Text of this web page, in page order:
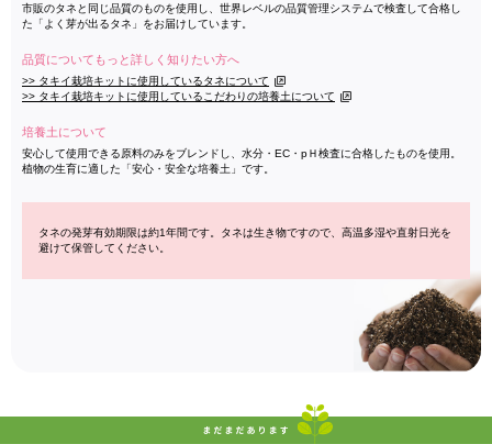
市販のタネと同じ品質のものを使用し、世界レベルの品質管理システムで検査して合格し
た「よく芽が出るタネ」をお届けしています。
品質についてもっと詳しく知りたい方へ
>> タキイ栽培キットに使用しているタネについて
>> タキイ栽培キットに使用しているこだわりの培養土について
培養土について
安心して使用できる原料のみをブレンドし、水分・EC・pＨ検査に合格したものを使用。
植物の生育に適した「安心・安全な培養土」です。
タネの発芽有効期限は約1年間です。タネは生き物ですので、高温多湿や直射日光を
避けて保管してください。